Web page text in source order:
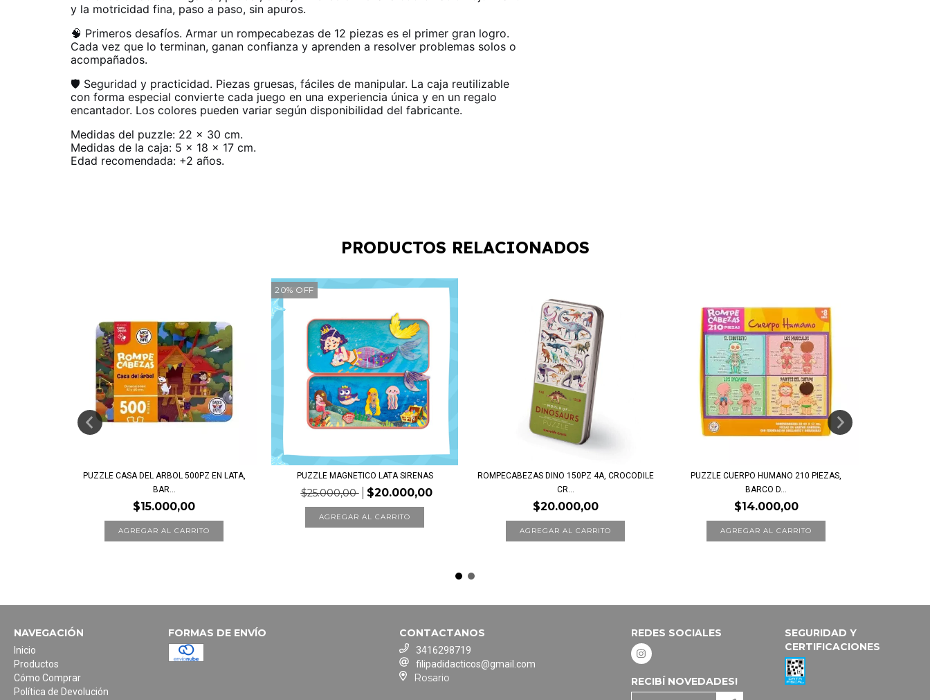
y la motricidad fina, paso a paso, sin apuros.
🧠 Primeros desafíos. Armar un rompecabezas de 12 piezas es el primer gran logro.
Cada vez que lo terminan, ganan confianza y aprenden a resolver problemas solos o
acompañados.
🛡️ Seguridad y practicidad. Piezas gruesas, fáciles de manipular. La caja reutilizable
con forma especial convierte cada juego en una experiencia única y en un regalo
encantador. Los colores pueden variar según disponibilidad del fabricante.
Medidas del puzzle: 22 x 30 cm.
Medidas de la caja: 5 x 18 x 17 cm.
Edad recomendada: +2 años.
PRODUCTOS RELACIONADOS
PUZZLE CASA DEL ARBOL 500PZ EN LATA,
BAR...
$15.000,00
20% OFF
PUZZLE MAGNETICO LATA SIRENAS
$25.000,00 $20.000,00
ROMPECABEZAS DINO 150PZ 4A, CROCODILE
CR...
$20.000,00
PUZZLE CUERPO HUMANO 210 PIEZAS,
BARCO D...
$14.000,00
NAVEGACIÓN
Inicio
Productos
Cómo Comprar
Política de Devolución
FORMAS DE ENVÍO CONTACTANOS
3416298719
filipadidacticos@gmail.com
Rosario
REDES SOCIALES
RECIBÍ NOVEDADES!
SEGURIDAD Y
CERTIFICACIONES